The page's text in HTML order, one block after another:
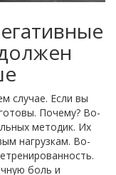
случае. Если вы
Почему? Во-
методик. Их
нагрузкам. Во-
боль и